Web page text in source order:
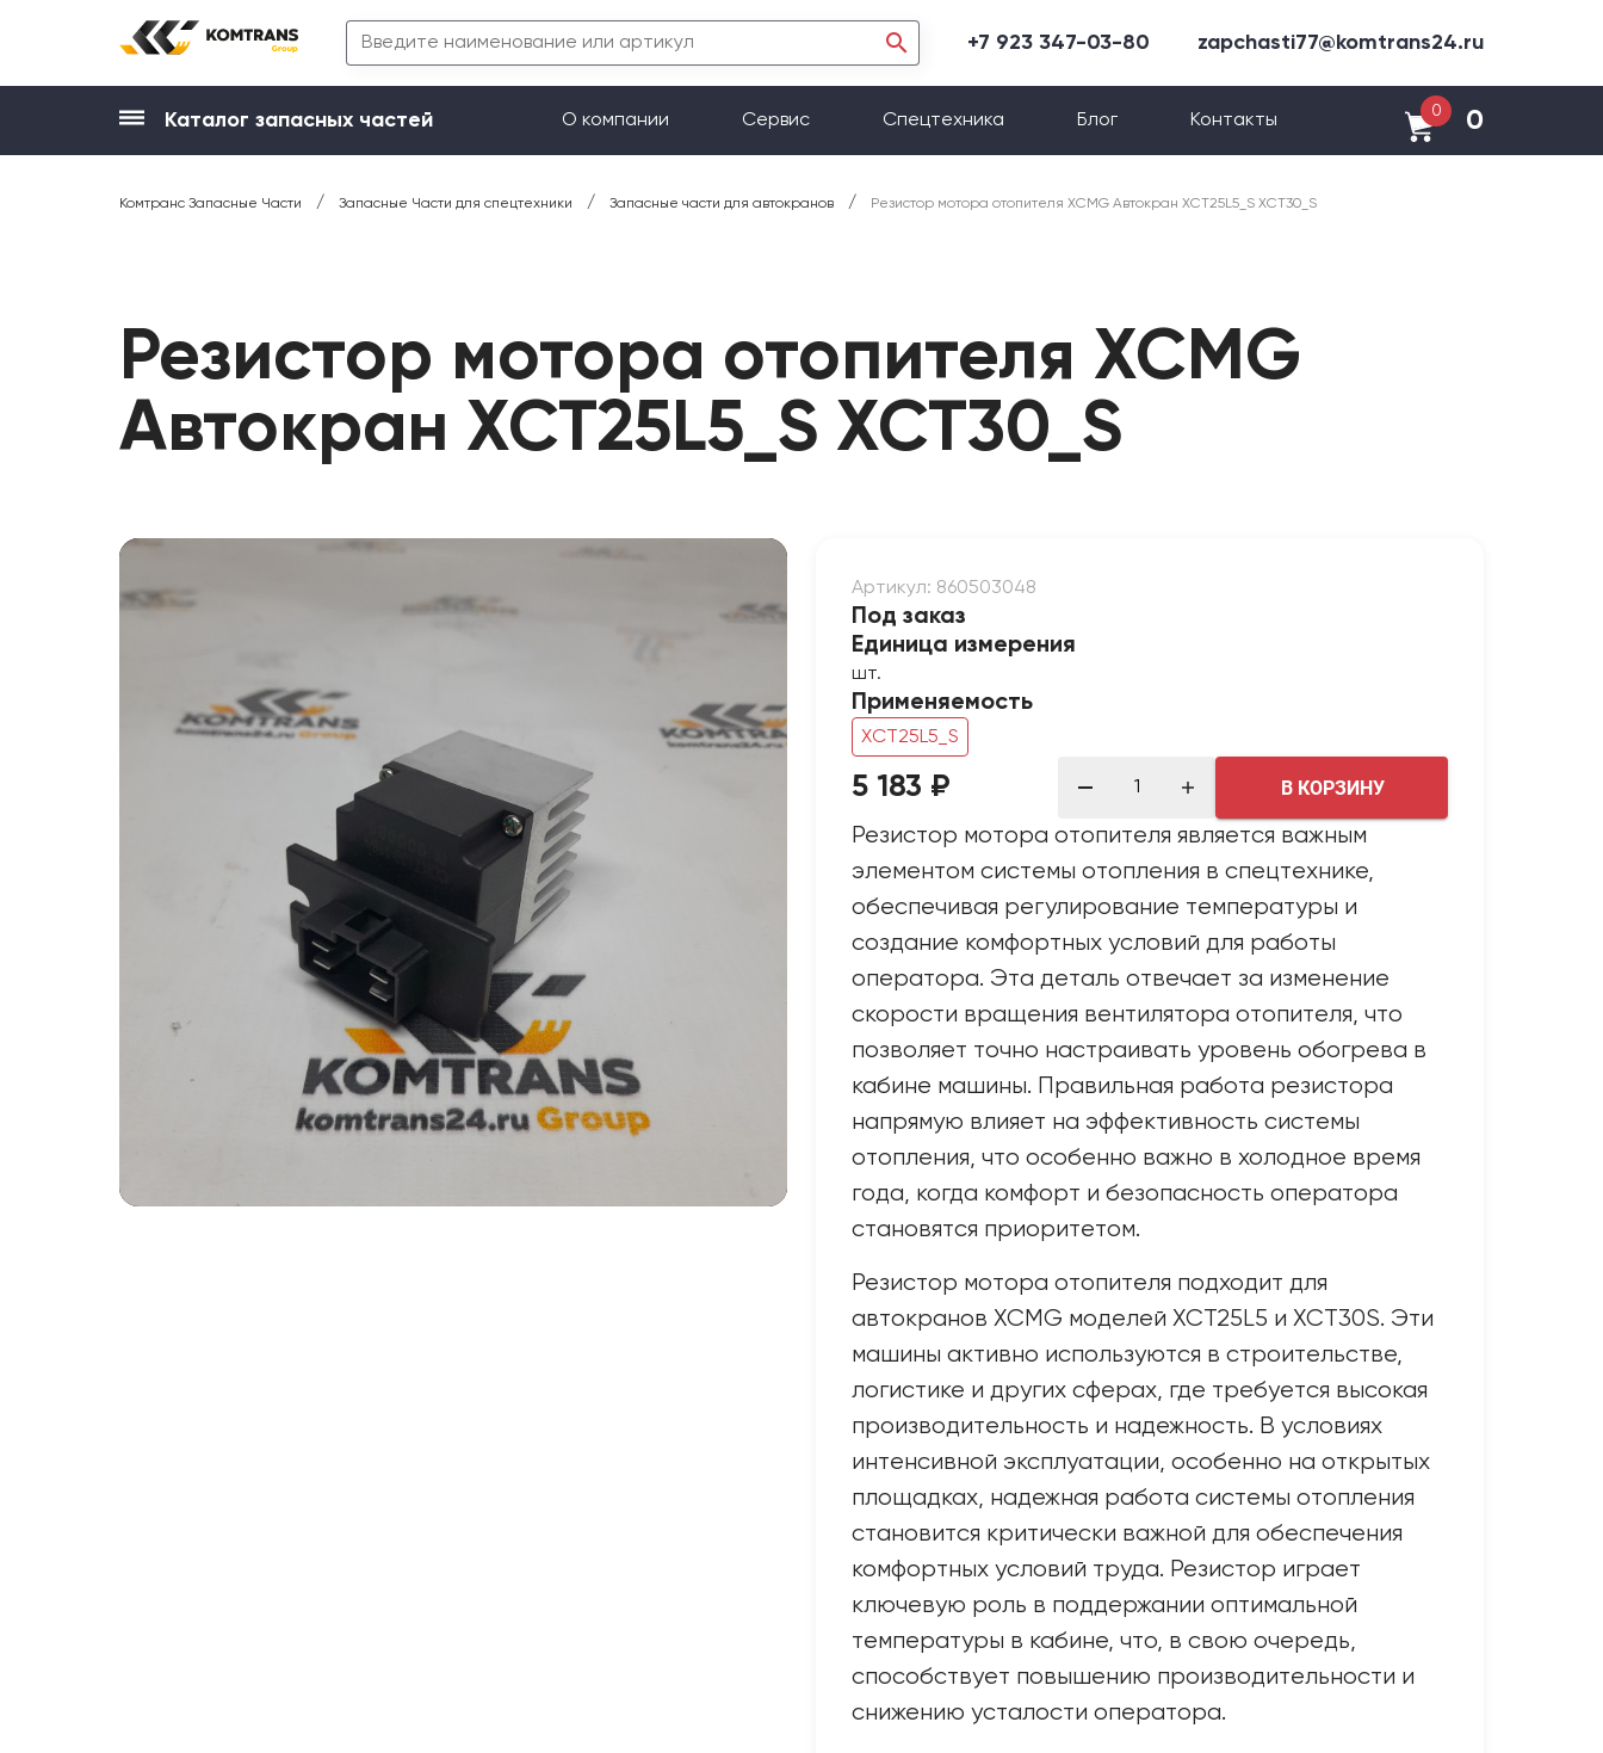
+7 923 347-03-80 zapchasti77@komtrans24.ru
Каталог запасных частей О компании Сервис Спецтехника Блог Контакты
0 0
Комтранс Запасные Части / Запасные Части для спецтехники / Запасные части для автокранов / Резистор мотора отопителя XCMG Автокран XCT25L5_S XCT30_S
Резистор мотора отопителя XCMG
Автокран XCT25L5_S XCT30_S
Артикул: 860503048
Под заказ
Единица измерения
шт.
Применяемость
XCT25L5_S
5 183 ₽ В КОРЗИНУ
Резистор мотора отопителя является важным
элементом системы отопления в спецтехнике,
обеспечивая регулирование температуры и
создание комфортных условий для работы
оператора. Эта деталь отвечает за изменение
скорости вращения вентилятора отопителя, что
позволяет точно настраивать уровень обогрева в
кабине машины. Правильная работа резистора
напрямую влияет на эффективность системы
отопления, что особенно важно в холодное время
года, когда комфорт и безопасность оператора
становятся приоритетом.
Резистор мотора отопителя подходит для
автокранов XCMG моделей XCT25L5 и XCT30S. Эти
машины активно используются в строительстве,
логистике и других сферах, где требуется высокая
производительность и надежность. В условиях
интенсивной эксплуатации, особенно на открытых
площадках, надежная работа системы отопления
становится критически важной для обеспечения
комфортных условий труда. Резистор играет
ключевую роль в поддержании оптимальной
температуры в кабине, что, в свою очередь,
способствует повышению производительности и
снижению усталости оператора.